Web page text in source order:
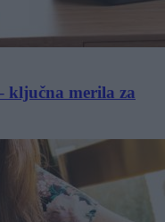
ključna merila za